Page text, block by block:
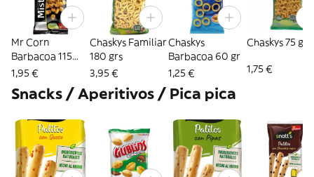
Mr Corn
Barbacoa 115
gramos
1,95 €
Chaskys Familiar
180 grs
3,95 €
Chaskys
Barbacoa 60 gr
1,25 €
Chaskys 75 gr
1,75 €
Snacks / Aperitivos / Pica pica